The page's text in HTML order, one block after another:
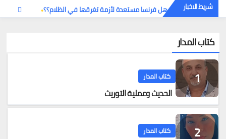
شريط الاخبار هل فرنسا مستعدة لأزمة تغرقها في الظلام؟؟
كتاب المدار
كتاب المدار
الحديث وعملية التوريث
كتاب المدار